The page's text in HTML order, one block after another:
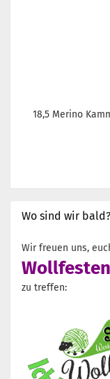
18,5 Merino
Wo sind wir bald?
Wir freuen uns,
zu treffen: